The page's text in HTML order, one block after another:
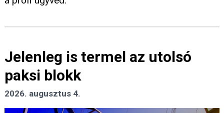
Jelenleg is termel az utolsó
paksi blokk
2026. augusztus 4.